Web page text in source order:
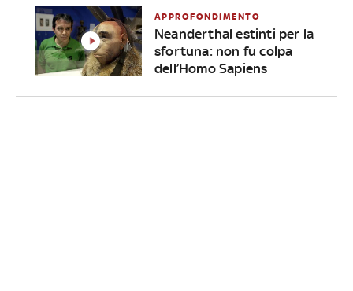
APPROFONDIMENTO
Neanderthal estinti per la
sfortuna: non fu colpa
dell’Homo Sapiens